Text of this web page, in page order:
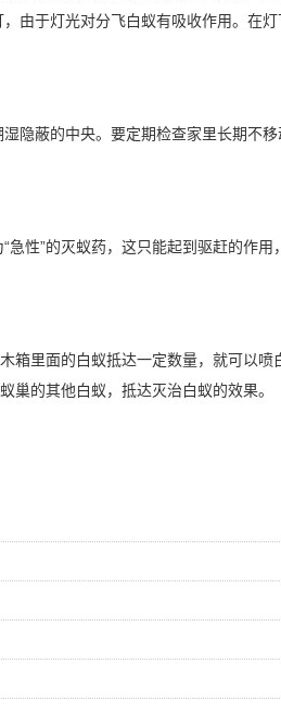
由于灯光对分飞白蚁有吸收作用。在
隐蔽的中央。要定期检查家里长期不
性”的灭蚁药，这只能起到驱赶的作
箱里面的白蚁抵达一定数量，就可以喷
巢的其他白蚁，抵达灭治白蚁的效果。